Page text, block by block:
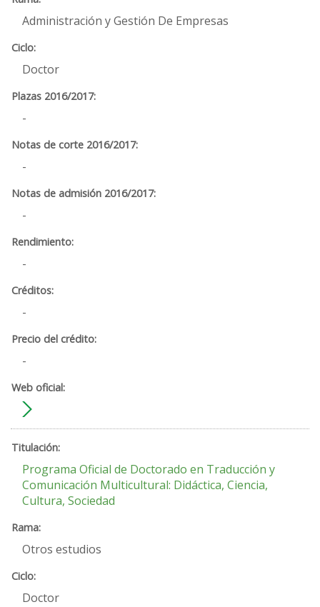
Administración y Gestión De Empresas
Doctor
-
-
-
-
-
-
Programa Oficial de Doctorado en Traducción y
Comunicación Multicultural: Didáctica, Ciencia,
Cultura, Sociedad
Otros estudios
Doctor